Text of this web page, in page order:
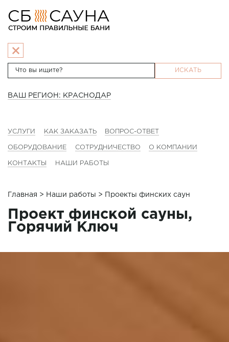
ИСКАТЬ
ВАШ РЕГИОН: КРАСНОДАР
УСЛУГИ КАК ЗАКАЗАТЬ ВОПРОС-ОТВЕТ
ОБОРУДОВАНИЕ СОТРУДНИЧЕСТВО О КОМПАНИИ
КОНТАКТЫ НАШИ РАБОТЫ
Главная > Наши работы > Проекты финских саун
Проект финской сауны,
Горячий Ключ